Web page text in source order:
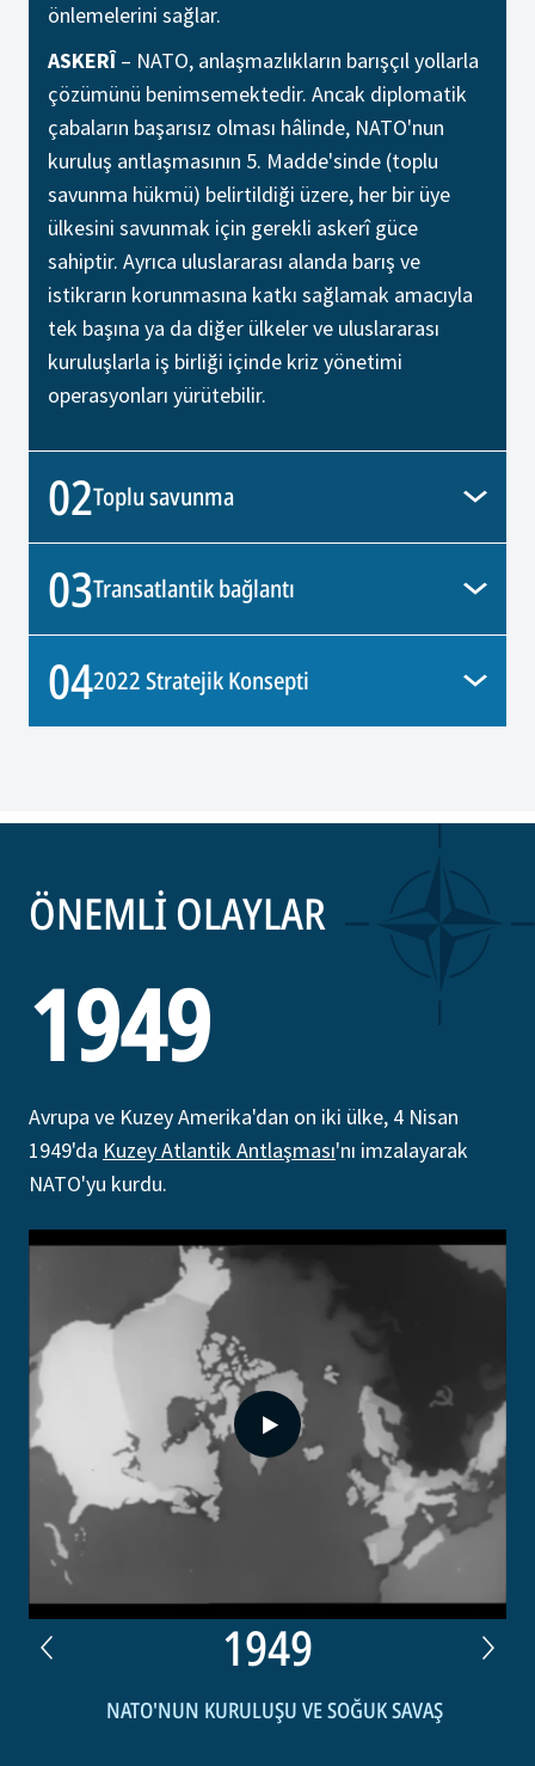
önlemelerini sağlar.
ASKERÎ– NATO, anlaşmazlıkların barışçıl yollarla
çözümünü benimsemektedir. Ancak diplomatik
çabaların başarısız olması hâlinde, NATO'nun
kuruluş antlaşmasının 5. Madde'sinde (toplu
savunma hükmü) belirtildiği üzere, her bir üye
ülkesini savunmak için gerekli askerî güce
sahiptir. Ayrıca uluslararası alanda barış ve
istikrarın korunmasına katkı sağlamak amacıyla
tek başına ya da diğer ülkeler ve uluslararası
kuruluşlarla iş birliği içinde kriz yönetimi
operasyonları yürütebilir.
02Toplu savunma
03Transatlantik bağlantı
042022 Stratejik Konsepti
ÖNEMLİ OLAYLAR
1949
Avrupa ve Kuzey Amerika'dan on iki ülke, 4 Nisan
1949'da Kuzey Atlantik Antlaşması'nı imzalayarak
NATO'yu kurdu.
1949
NATO'NUN KURULUŞU VE SOĞUK SAVAŞ